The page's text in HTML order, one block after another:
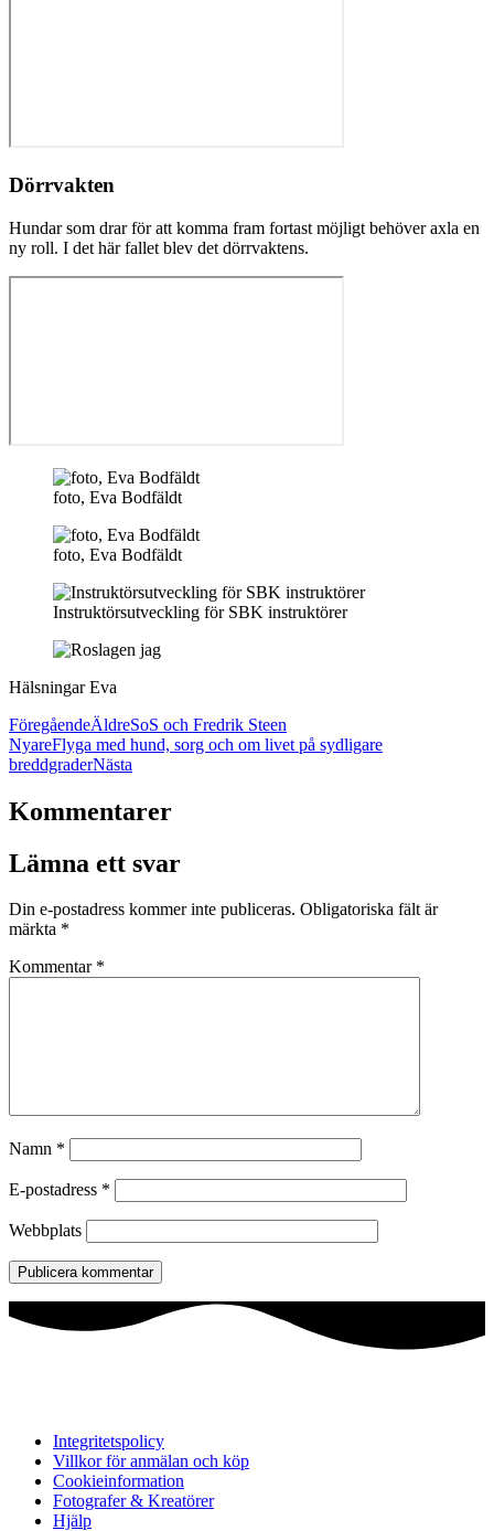
Dörrvakten
Hundar som drar för att komma fram fortast möjligt behöver axla en
ny roll. I det här fallet blev det dörrvaktens.
foto, Eva Bodfäldt
foto, Eva Bodfäldt
Instruktörsutveckling för SBK instruktörer
Hälsningar Eva
FöregåendeÄldreSoS och Fredrik Steen
NyareFlyga med hund, sorg och om livet på sydligare
breddgraderNästa
Kommentarer
Lämna ett svar
Din e-postadress kommer inte publiceras. Obligatoriska fält är
märkta *
Kommentar *
Namn *
E-postadress *
Webbplats
Integritetspolicy
Villkor för anmälan och köp
Cookieinformation
Fotografer & Kreatörer
Hjälp